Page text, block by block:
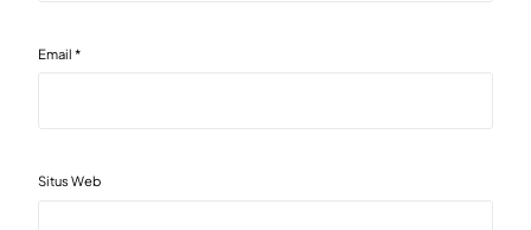
Email*
Situs Web